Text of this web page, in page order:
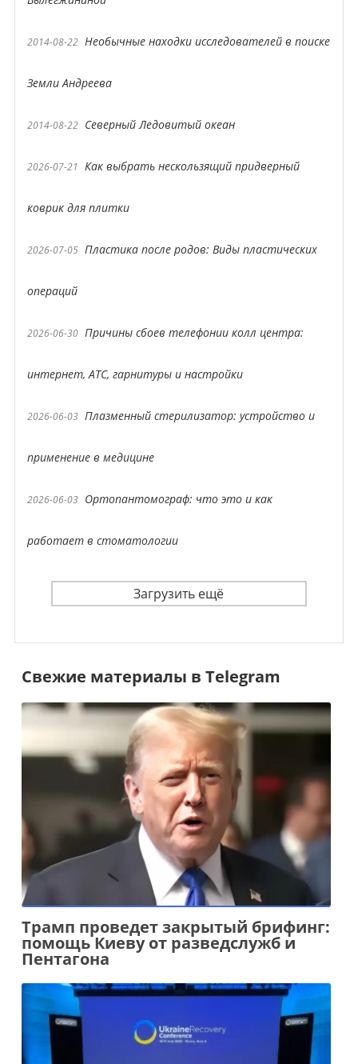
2014-08-22 Необычные находки исследователей в поиске
Земли Андреева
2014-08-22 Северный Ледовитый океан
2026-07-21 Как выбрать нескользящий придверный
коврик для плитки
2026-07-05 Пластика после родов: Виды пластических
операций
2026-06-30 Причины сбоев телефонии колл центра:
интернет, АТС, гарнитуры и настройки
2026-06-03 Плазменный стерилизатор: устройство и
применение в медицине
2026-06-03 Ортопантомограф: что это и как
работает в стоматологии
Загрузить ещё
Свежие материалы в Telegram
Трамп проведет закрытый брифинг:
помощь Киеву от разведслужб и
Пентагона